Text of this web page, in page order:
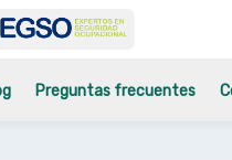
Preguntas frecuentes